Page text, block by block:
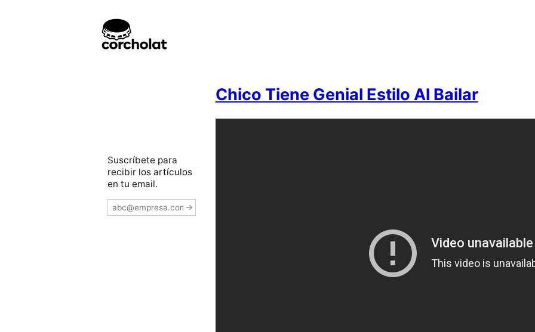
Chico Tiene Genial Estilo Al Bailar
Suscríbete para
recibir los artículos
en tu email.